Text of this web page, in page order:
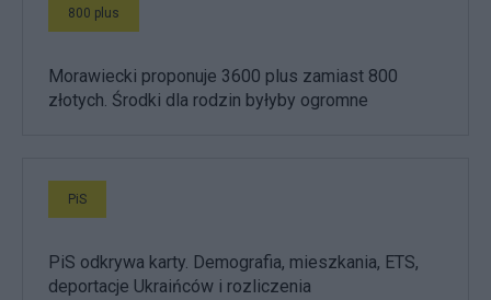
800 plus
Morawiecki proponuje 3600 plus zamiast 800
złotych. Środki dla rodzin byłyby ogromne
PiS
PiS odkrywa karty. Demografia, mieszkania, ETS,
deportacje Ukraińców i rozliczenia